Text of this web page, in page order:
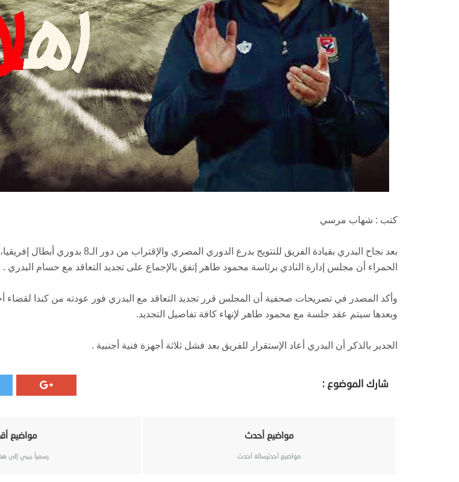
كتب : شهاب مرسي
بعد نجاح البدري بقيادة الفريق للتتويج بدرع الدوري
الحمراء أن مجلس إدارة النادي برئاسة محمود طاهر إتفق بالإجماع على تجديد التعاقد مع حسام البدري .
وبعدها سيتم عقد جلسة مع محمود طاهر لإنهاء كافة تفاصيل التجديد.
الجدير بالذكر أن البدري أعاد الإستقرار للفريق بعد فشل ثلاثة أجهزة فنية أجنبية .
شارك الموضوع :
مواضيع أحدث
مواضيع أحدثرسالة أحدث
مواضيع
رسمياً بيبي إلى